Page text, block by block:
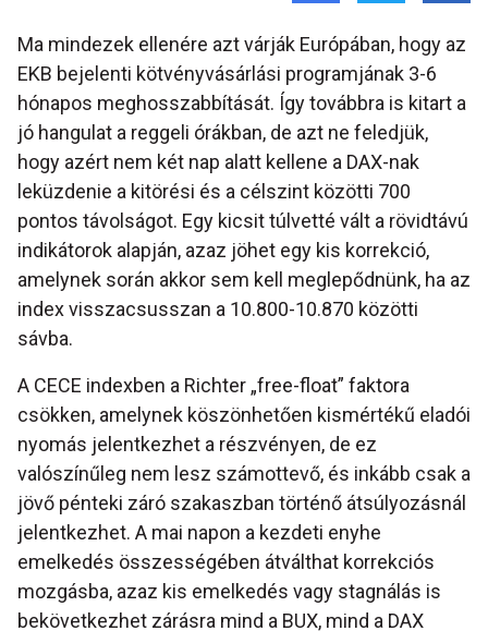
Ma mindezek ellenére azt várják Európában, hogy az
EKB bejelenti kötvényvásárlási programjának 3-6
hónapos meghosszabbítását. Így továbbra is kitart a
jó hangulat a reggeli órákban, de azt ne feledjük,
hogy azért nem két nap alatt kellene a DAX-nak
leküzdenie a kitörési és a célszint közötti 700
pontos távolságot. Egy kicsit túlvetté vált a rövidtávú
indikátorok alapján, azaz jöhet egy kis korrekció,
amelynek során akkor sem kell meglepődnünk, ha az
index visszacsusszan a 10.800-10.870 közötti
sávba.
A CECE indexben a Richter „free-float” faktora
csökken, amelynek köszönhetően kismértékű eladói
nyomás jelentkezhet a részvényen, de ez
valószínűleg nem lesz számottevő, és inkább csak a
jövő pénteki záró szakaszban történő átsúlyozásnál
jelentkezhet. A mai napon a kezdeti enyhe
emelkedés összességében átválthat korrekciós
mozgásba, azaz kis emelkedés vagy stagnálás is
bekövetkezhet zárásra mind a BUX, mind a DAX